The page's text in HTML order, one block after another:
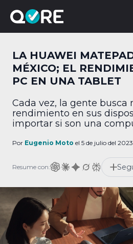
LA HUAWEI
MÉXICO; EL
PC EN UNA TABLET
Cada vez, la gente busca
rendimiento en sus
importar si son una
entendió perfectamente
tablet MatePad 11.5" a
es "el rendimiento de una
Por Eugenio Moto el 5 de julio del
Resume con: